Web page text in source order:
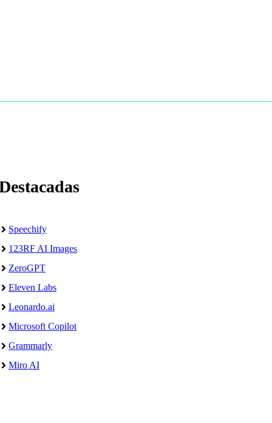
Speechify
123RF AI Images
ZeroGPT
Eleven Labs
Leonardo.ai
Microsoft Copilot
Grammarly
Miro AI